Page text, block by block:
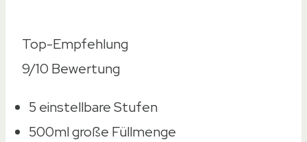
Top-Empfehlung
9/10 Bewertung
5 einstellbare Stufen
500ml große Füllmenge